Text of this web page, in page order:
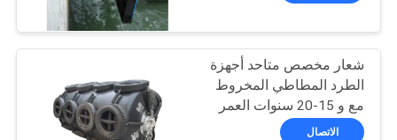
مصدات مملوءة
بالرغوة
شعار مخصص متاحد أجهزة
الطرد المطاطي المخروط
مع و 15-20 سنوات العمر
الاتصال